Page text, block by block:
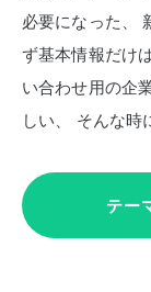
必要になった、
ず基本情報だけ
い合わせ用の企
しい、
そんな時
テー